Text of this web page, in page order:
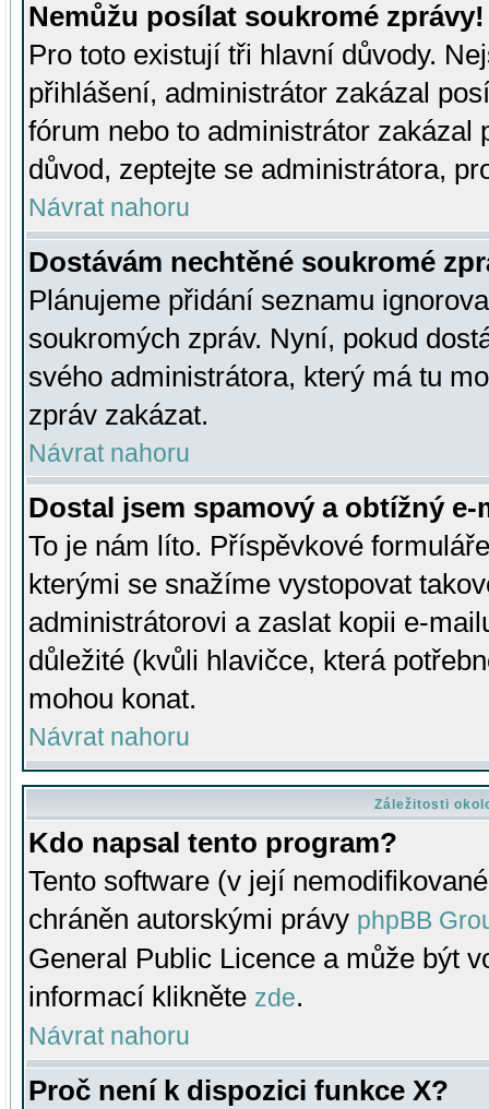
Nemůžu posílat soukromé zprávy!
Pro toto existují tři hlavní důvody.
přihlášení, administrátor zakázal
fórum nebo to administrátor zakázal
důvod, zeptejte se administrátora,
Návrat nahoru
Dostávám nechtěné soukromé
Plánujeme přidání seznamu
soukromých zpráv. Nyní, pokud
svého administrátora, který má tu
zpráv zakázat.
Návrat nahoru
Dostal jsem spamový a obtížný
To je nám líto. Příspěvkové
kterými se snažíme vystopovat
administrátorovi a zaslat kopii e-
důležité (kvůli hlavičce, která
mohou konat.
Návrat nahoru
Záležitosti
Kdo napsal tento program?
Tento software (v její
chráněn autorskými právy phpBB
General Public Licence a může být
informací klikněte zde.
Návrat nahoru
Proč není k dispozici funkce X?